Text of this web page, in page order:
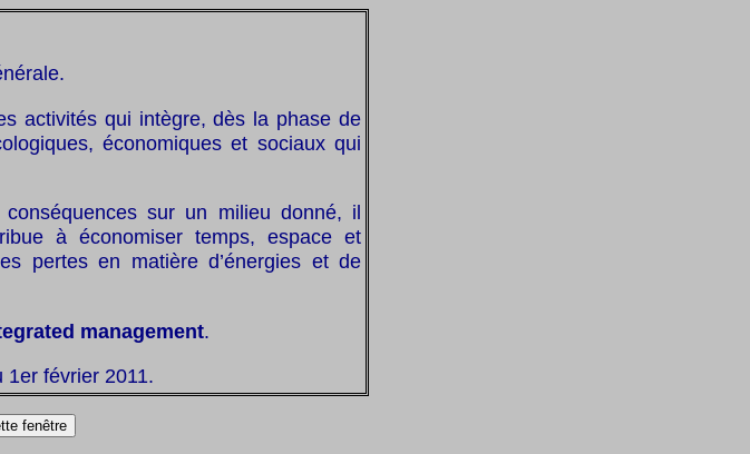
activités qui intègre, dès la phase de
économiques et sociaux qui
sur un milieu donné, il
à économiser temps, espace et
pertes en matière d’énergies et de
management.
1er février 2011.